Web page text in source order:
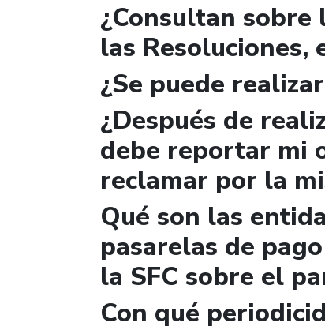
¿Consultan
las Resoluciones,
¿Se puede
¿Después de
debe reportar mi
reclamar por la
Qué son las
pasarelas de
la SFC sobre el
Con qué